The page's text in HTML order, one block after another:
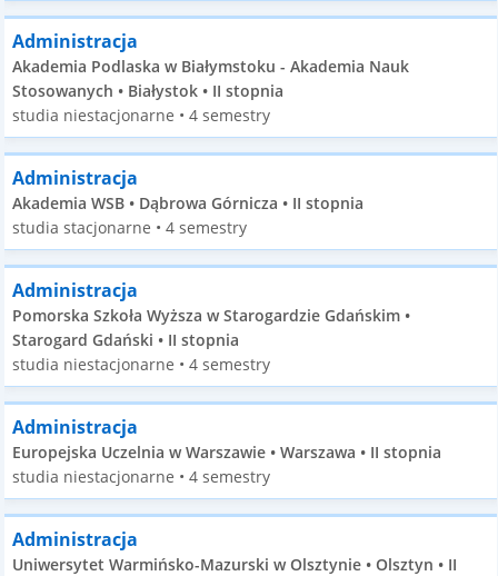
Administracja
Akademia Podlaska w Białymstoku - Akademia Nauk
Stosowanych • Białystok • II stopnia
studia niestacjonarne • 4 semestry
Administracja
Akademia WSB • Dąbrowa Górnicza • II stopnia
studia stacjonarne • 4 semestry
Administracja
Pomorska Szkoła Wyższa w Starogardzie Gdańskim •
Starogard Gdański • II stopnia
studia niestacjonarne • 4 semestry
Administracja
Europejska Uczelnia w Warszawie • Warszawa • II stopnia
studia niestacjonarne • 4 semestry
Administracja
Uniwersytet Warmińsko-Mazurski w Olsztynie • Olsztyn • II